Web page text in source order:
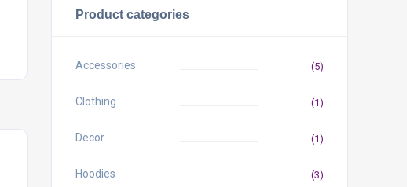
Product categories
Accessories (5)
Clothing (1)
Decor (1)
Hoodies (3)